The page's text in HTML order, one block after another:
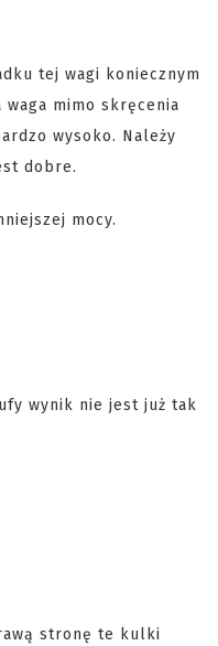
tej wagi koniecznym
waga mimo skręcenia
wysoko. Należy
dobre.
mocy.
wynik nie jest już tak
stronę te kulki